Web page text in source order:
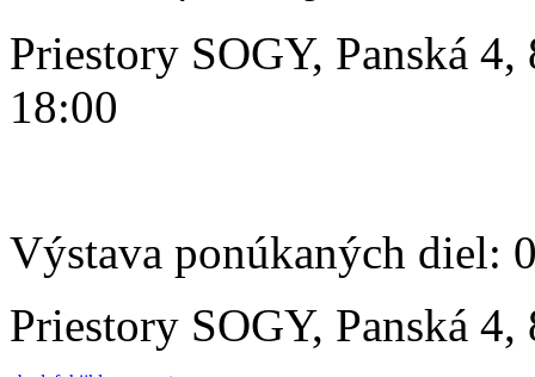
Priestory SOGY, Panská
18:00
Výstava ponúkaných diel:
Priestory SOGY, Panská